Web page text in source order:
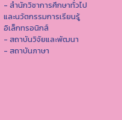
- สำนักวิชาการศึกษาทั่วไป
และนวัตกรรมการเรียนรู้
อิเล็กทรอนิกส์
- สถาบันวิจัยและพัฒนา
- สถาบันภาษา